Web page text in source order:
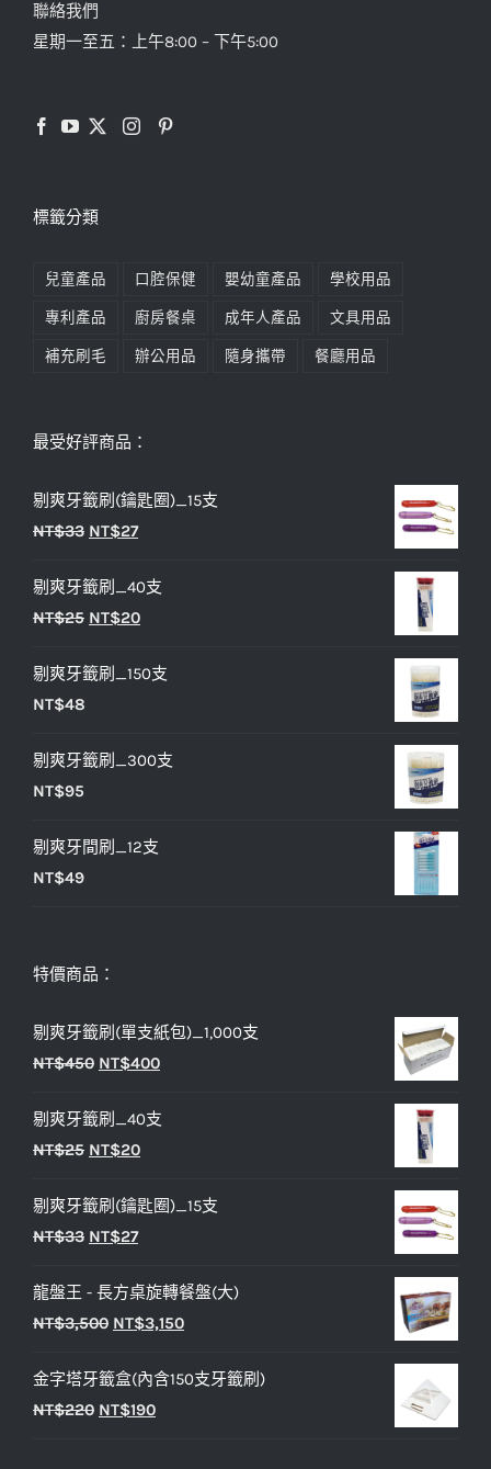
聯絡我們
星期一至五：上午8:00 – 下午5:00
標籤分類
兒童產品 口腔保健 嬰幼童產品 學校用品
專利產品 廚房餐桌 成年人產品 文具用品
補充刷毛 辦公用品 隨身攜帶 餐廳用品
最受好評商品：
剔爽牙籤刷(鑰匙圈)_15支
NT$33 原
價
格：
NT$27目
價
格：
剔爽牙籤刷_40支
NT$25 原
價
NT$20目
價
剔爽牙籤刷_150支
NT$48
剔爽牙籤刷_300支
NT$95
剔爽牙間刷_12支
NT$49
特價商品：
剔爽牙籤刷(單支紙包)_1,000支
NT$450 原
價
格：
NT$400目
價
剔爽牙籤刷_40支
NT$25 原
價
格：
NT$20目
價
剔爽牙籤刷(鑰匙圈)_15支
NT$33 原
價
格：
NT$27目
價
格：
龍盤王 - 長方桌旋轉餐盤(大)
NT$3,500 原
價
格：
NT$3,150目
價
金字塔牙籤盒(內含150支牙籤刷)
NT$220 原
NT$190目